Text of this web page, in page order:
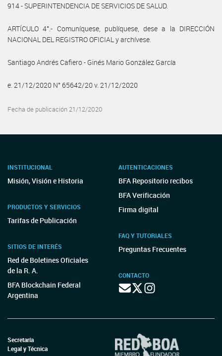
914 - SUPERINTENDENCIA DE SERVICIOS DE SALUD.
ARTÍCULO 4°.- Comuníquese, publíquese, dese a la DIRECCIÓN
NACIONAL DEL REGISTRO OFICIAL y archívese.
Santiago Andrés Cafiero - Ginés Mario González García
e. 21/12/2020 N° 65642/20 v. 21/12/2020
Fecha de publicación 21/12/2020
INSTITUCIONAL
Misión, Visión e Historia
PRODUCTOS Y SERVICIOS
Tarifas de Publicación
SITIOS DE INTERÉS
Red de Boletines Oficiales
de la R. A.
BFA Blockchain Federal
Argentina
AUTENTICACIONES
BFA Repositorio recibos
BFA Verificación
Firma digital
FAQ Y TUTORIALES
Preguntas Frecuentes
CONTACTO
Secretaría
Legal y Técnica